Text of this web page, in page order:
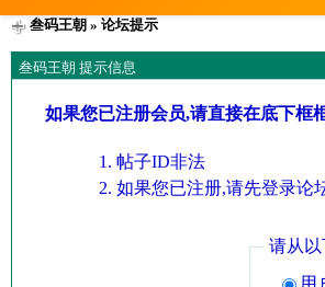
叁码王朝 » 论坛提示
叁码王朝 提示信息
如果您已注册会员,请直接在底下框
帖子ID非法
如果您已注册,请先登录论
请从
用